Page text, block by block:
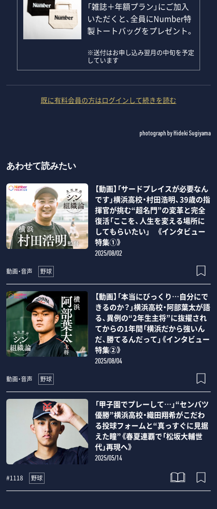
「雑誌＋年額プラン」にご加入
いただくと、全員にNumber特
製トートバッグをプレゼント。
※送付はお申し込み翌月の中旬を予定
しています
既に有料会員の方はログインして続きを読む
photograph by Hideki Sugiyama
あわせて読みたい
【動画】「サードプレイスが必要なん
です」横浜高校・村田浩明、39歳の指
揮官が挑む“超名門”の変革と完全
復活「ここを、人生を変える場所に
してもらいたい」 《インタビュー
特集①》
2025/08/02
動画・音声 野球
【動画】「本当にびっくり…自分にで
きるのか？」横浜高校・阿部葉太が語
る、異例の“2年生主将”に抜擢され
てからの1年間「横浜だから強いん
だ、勝てるんだって」《インタビュー
特集②》
2025/08/04
動画・音声 野球
「甲子園でプレーして…」“センバツ
優勝”横浜高校・織田翔希がこだわ
る投球フォームと“真っすぐに見据
えた瞳”《春夏連覇で「松坂大輔世
代」再現へ》
2025/05/14
#1118 野球